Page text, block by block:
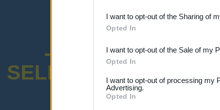
Downstream Participants
third parties.
I want to opt-out of the Sharing of
Opted In
I want to opt-out of the Sale of my
Opted In
I want to opt-out of processing my
Advertising.
Opted In
-ENCUESTA
SELECTIVO